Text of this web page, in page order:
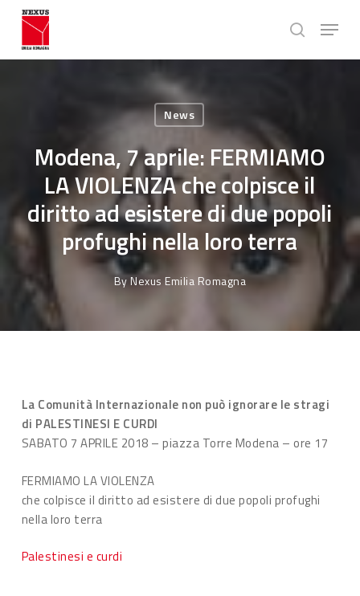
Skip
main
search
Menu
News
Modena, 7 aprile: FERMIAMO
LA VIOLENZA che colpisce il
diritto ad esistere di due popoli
profughi nella loro terra
By Nexus Emilia Romagna
La Comunità Internazionale non può ignorare le stragi
di PALESTINESI E CURDI
SABATO 7 APRILE 2018 – piazza Torre Modena – ore 17
FERMIAMO LA VIOLENZA
che colpisce il diritto ad esistere di due popoli profughi
nella loro terra
Palestinesi e curdi